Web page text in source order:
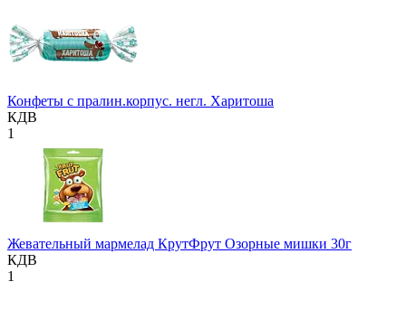
Конфеты с пралин.корпус. негл. Харитоша
КДВ
1
Жевательный мармелад КрутФрут Озорные мишки 30г
КДВ
1